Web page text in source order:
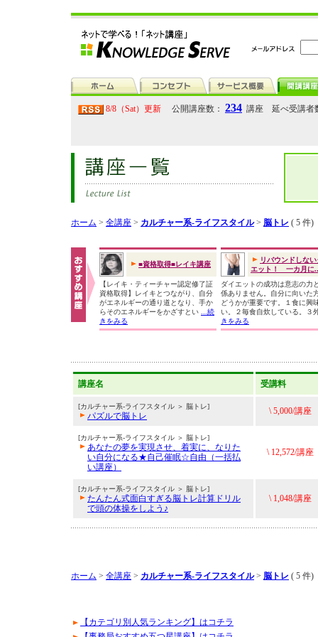
8/8（Sat）更新 公開講座数： 234 講座 延べ受講者
ホーム > 全講座 > カルチャー系-ライフスタイル> 脳トレ ( 5 件)
■資格取得■レイキ講座
【レイキ・ティーチャー認定修了証
資格取得】レイキとつながり、自分
がエネルギーの通り道となり、手か
らそのエネルギーをかざすとい
...続
きをみる
リバウンドしな
エット！ 一カ月に
ダイエットの成功は意志の力
係ありません。自分に向いた
どうかが重要です。１食に興
い。２毎食自炊している。３
きをみる
講座名 受講料
[カルチャー系-ライフスタイル ＞ 脳トレ]
パズルで脳トレ \ 5,000/講座
[カルチャー系-ライフスタイル ＞ 脳トレ]
あなたの夢を実現させ、着実に、なりた
い自分になる★自己催眠☆自由（一括払
い講座）
\ 12,572/講座
[カルチャー系-ライフスタイル ＞ 脳トレ]
たんたん式面白すぎる脳トレ計算ドリル
で頭の体操をしよう♪
\ 1,048/講座
ホーム > 全講座 > カルチャー系-ライフスタイル> 脳トレ ( 5 件)
【カテゴリ別人気ランキング】はコチラ